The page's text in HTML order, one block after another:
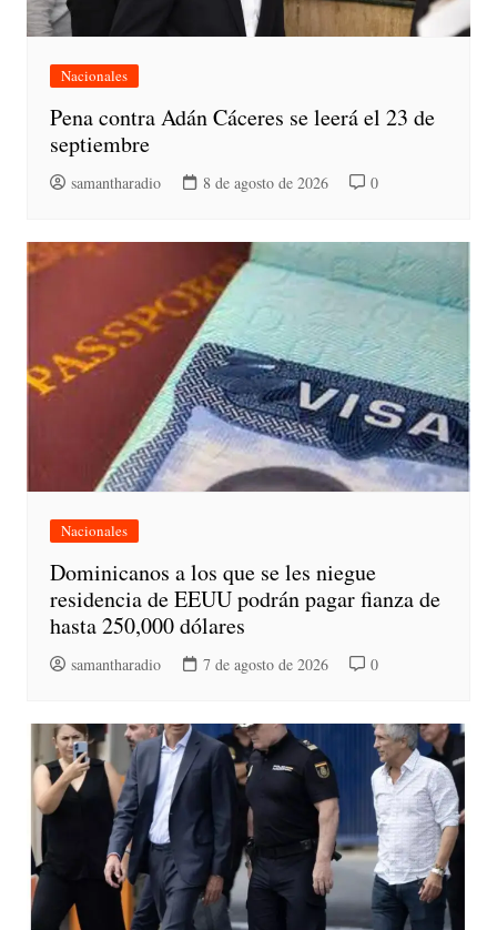
Nacionales
Pena contra Adán Cáceres se leerá el 23 de
septiembre
samantharadio 8 de agosto de 2026 0
Nacionales
Dominicanos a los que se les niegue
residencia de EEUU podrán pagar fianza de
hasta 250,000 dólares
samantharadio 7 de agosto de 2026 0